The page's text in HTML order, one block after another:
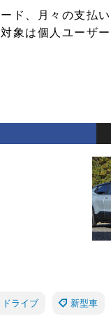
コラム
プレポート
車」関連プロジェクト
ド、月々の支払
象は個人ユーザ
ドライブ 新型車